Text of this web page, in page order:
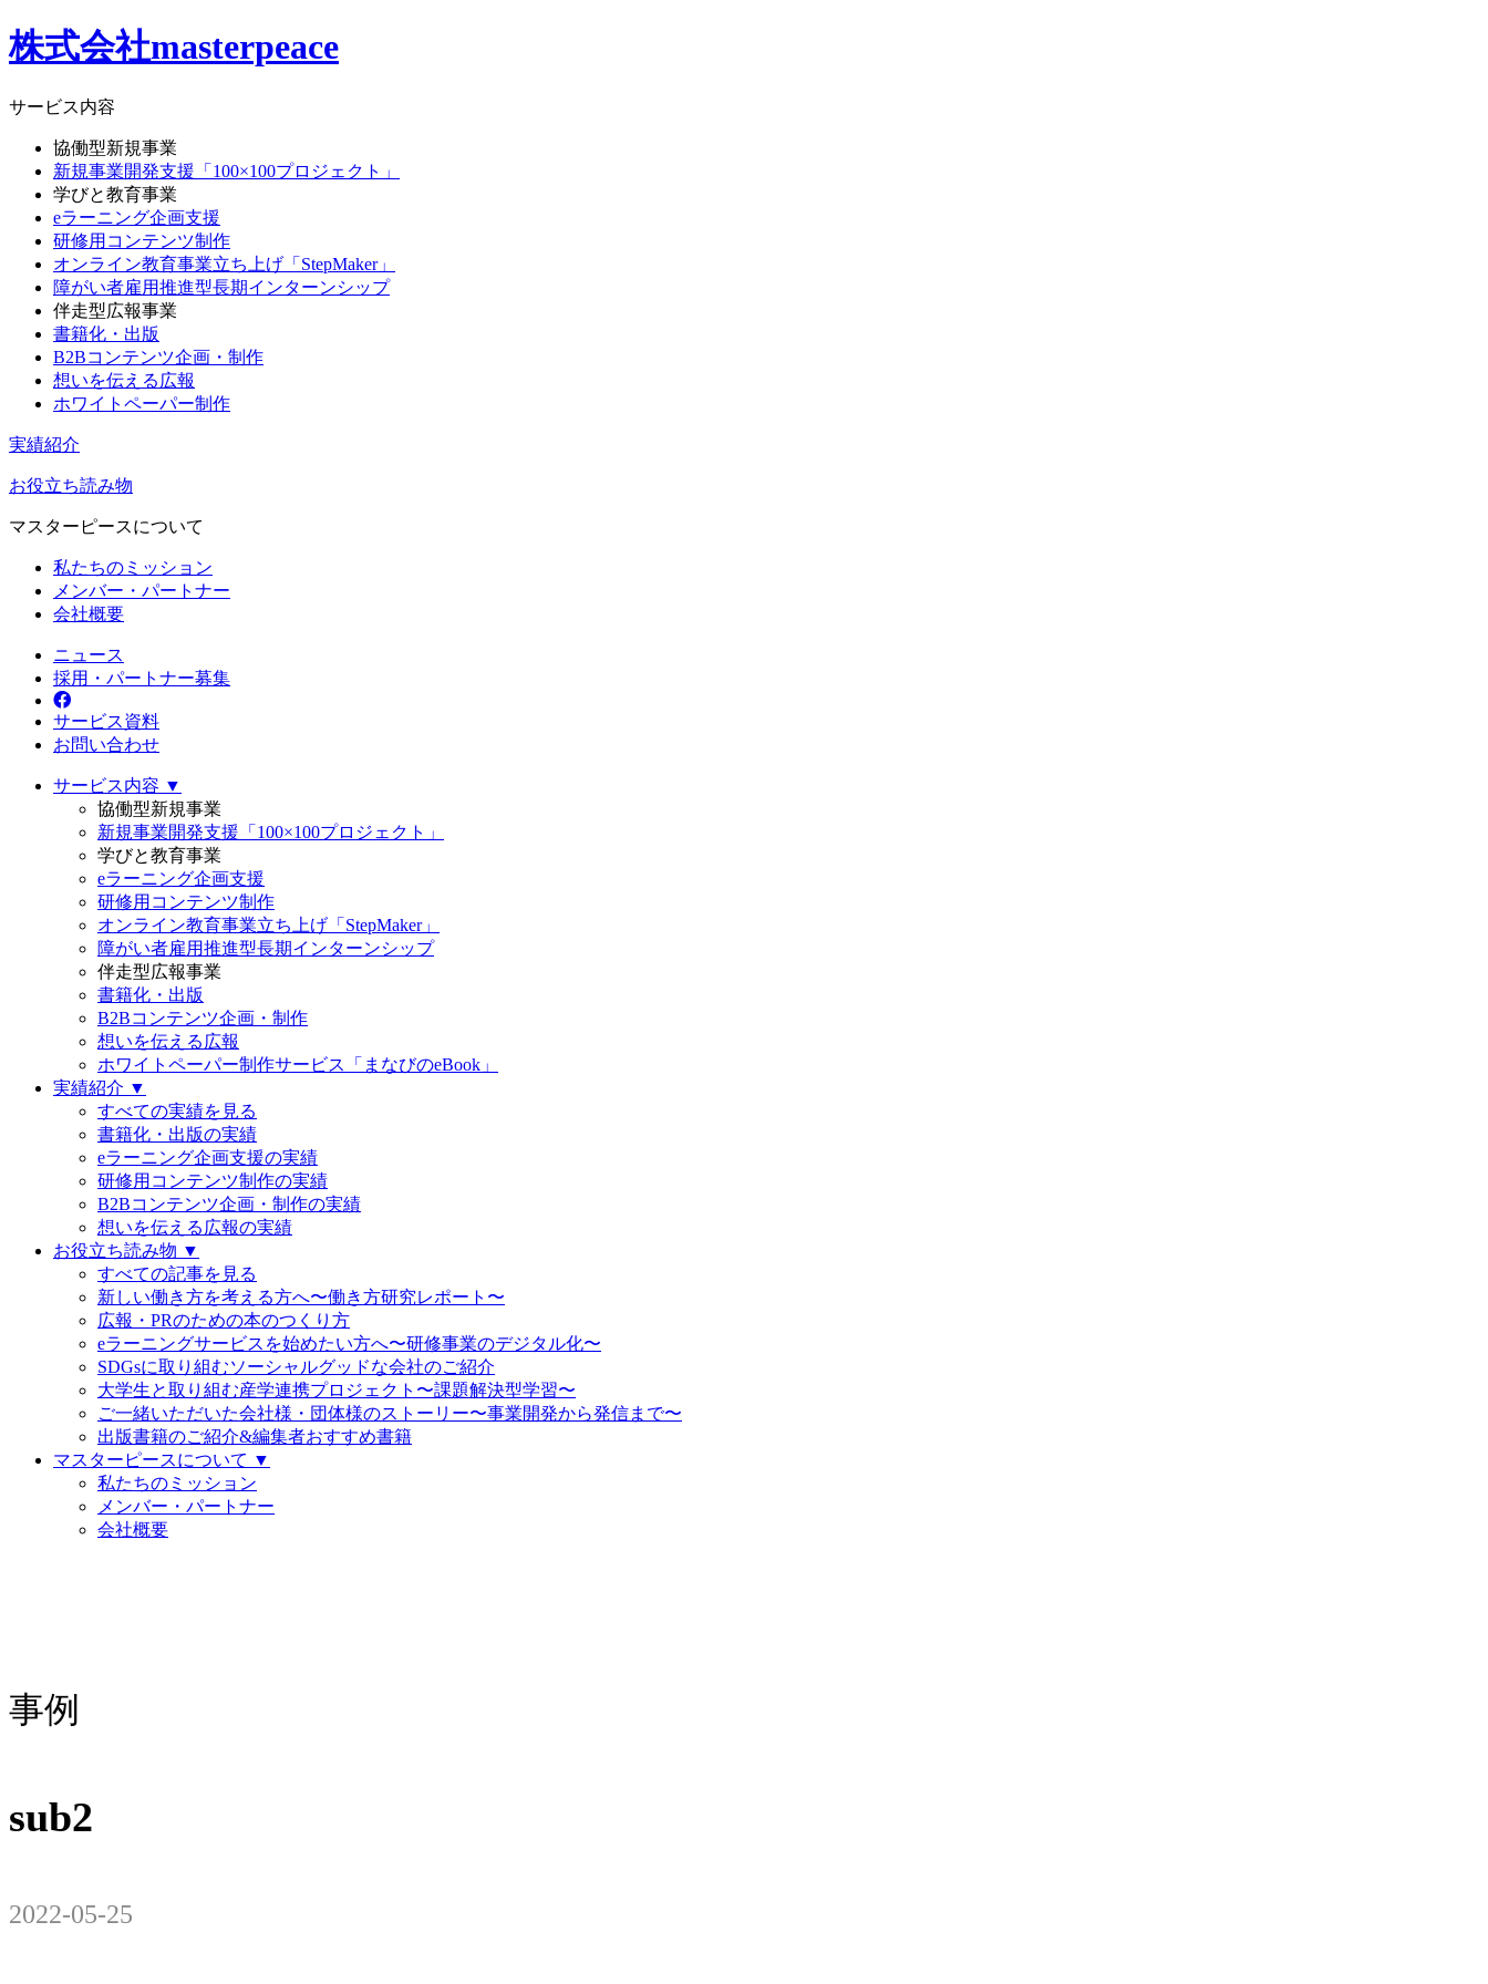
株式会社masterpeace
サービス内容
協働型新規事業
新規事業開発支援「100×100プロジェクト」
学びと教育事業
eラーニング企画支援
研修用コンテンツ制作
オンライン教育事業立ち上げ「StepMaker」
障がい者雇用推進型長期インターンシップ
伴走型広報事業
書籍化・出版
B2Bコンテンツ企画・制作
想いを伝える広報
ホワイトペーパー制作
実績紹介
お役立ち読み物
マスターピースについて
私たちのミッション
メンバー・パートナー
会社概要
ニュース
採用・パートナー募集
サービス資料
お問い合わせ
サービス内容 ▼
協働型新規事業
新規事業開発支援「100×100プロジェクト」
学びと教育事業
eラーニング企画支援
研修用コンテンツ制作
オンライン教育事業立ち上げ「StepMaker」
障がい者雇用推進型長期インターンシップ
伴走型広報事業
書籍化・出版
B2Bコンテンツ企画・制作
想いを伝える広報
ホワイトペーパー制作サービス「まなびのeBook」
実績紹介 ▼
すべての実績を見る
書籍化・出版の実績
eラーニング企画支援の実績
研修用コンテンツ制作の実績
B2Bコンテンツ企画・制作の実績
想いを伝える広報の実績
お役立ち読み物 ▼
すべての記事を見る
新しい働き方を考える方へ〜働き方研究レポート〜
広報・PRのための本のつくり方
eラーニングサービスを始めたい方へ〜研修事業のデジタル化〜
SDGsに取り組むソーシャルグッドな会社のご紹介
大学生と取り組む産学連携プロジェクト〜課題解決型学習〜
ご一緒いただいた会社様・団体様のストーリー〜事業開発から発信まで〜
出版書籍のご紹介&編集者おすすめ書籍
マスターピースについて ▼
私たちのミッション
メンバー・パートナー
会社概要
事例
sub2
2022-05-25